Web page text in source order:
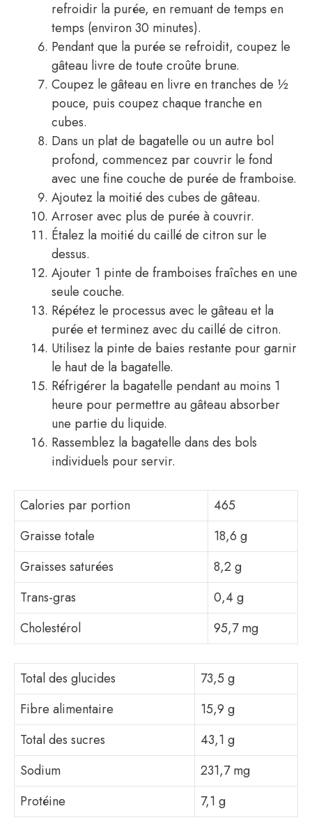
refroidir la purée, en remuant de temps en
temps (environ 30 minutes).
Pendant que la purée se refroidit, coupez le
gâteau livre de toute croûte brune.
Coupez le gâteau en livre en tranches de ½
pouce, puis coupez chaque tranche en
cubes.
Dans un plat de bagatelle ou un autre bol
profond, commencez par couvrir le fond
avec une fine couche de purée de framboise.
Ajoutez la moitié des cubes de gâteau.
Arroser avec plus de purée à couvrir.
Étalez la moitié du caillé de citron sur le
dessus.
Ajouter 1 pinte de framboises fraîches en une
seule couche.
Répétez le processus avec le gâteau et la
purée et terminez avec du caillé de citron.
Utilisez la pinte de baies restante pour garnir
le haut de la bagatelle.
Réfrigérer la bagatelle pendant au moins 1
heure pour permettre au gâteau absorber
une partie du liquide.
Rassemblez la bagatelle dans des bols
individuels pour servir.
Calories par portion
465
Graisse totale
18,6 g
Graisses saturées
8,2 g
Trans-gras
0,4 g
Cholestérol
95,7 mg
Total des glucides
73,5 g
Fibre alimentaire
15,9 g
Total des sucres
43,1 g
Sodium
231,7 mg
Protéine
7,1 g